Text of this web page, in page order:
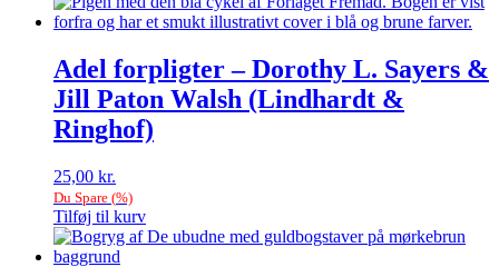
Adel forpligter – Dorothy L. Sayers &
Jill Paton Walsh (Lindhardt &
Ringhof)
25,00 kr.
Du Spare (%)
Tilføj til kurv